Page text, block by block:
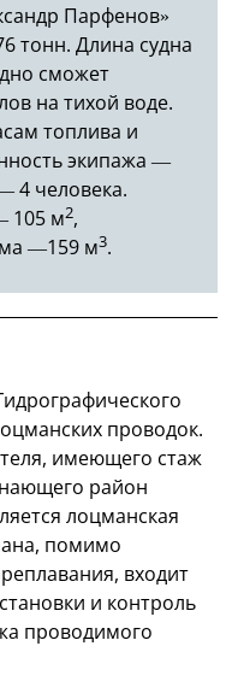
Парфенов»
тонн. Длина судна
сможет
на тихой воде.
топлива и
экипажа —
4 человека.
105 м2,
—159 м3.
проводок.
имеющего стаж
район
лоцманская
помимо
входит
и контроль
проводимого